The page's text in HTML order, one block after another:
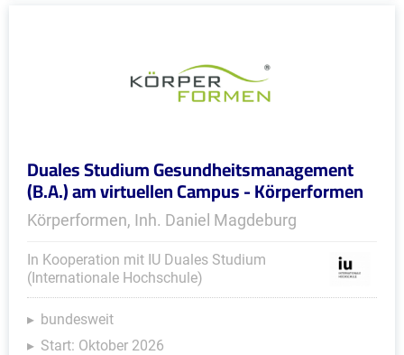
Duales Studium Gesundheitsmanagement
(B.A.) am virtuellen Campus - Körperformen
Körperformen, Inh. Daniel Magdeburg
In Kooperation mit IU Duales Studium
(Internationale Hochschule)
bundesweit
Start: Oktober 2026